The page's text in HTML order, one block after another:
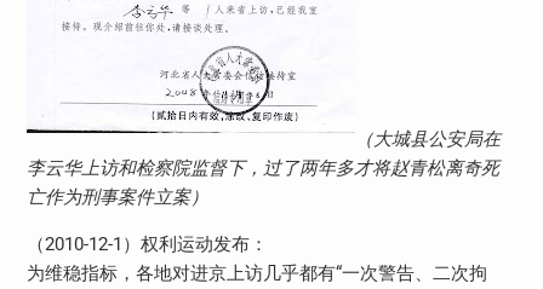
（大城县公安局在
李云华上访和检察院监督下，过了两年多才将赵青松离奇死
亡作为刑事案件立案）
（2010-12-1）权利运动发布：
为维稳指标，各地对进京上访几乎都有“一次警告、二次拘